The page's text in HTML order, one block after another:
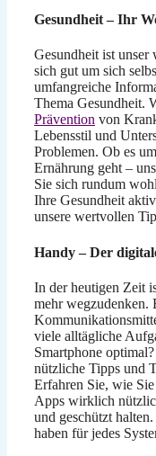
Gesundheit – Ihr
Gesundheit ist
sich gut um sich
umfangreiche
Thema Gesundheit.
Prävention von
Lebensstil und
Problemen. Ob es
Ernährung geht –
Sie sich rundum
Ihre Gesundheit
unsere wertvollen
Handy – Der
In der heutigen Zeit
mehr wegzudenken.
viele alltägliche
Smartphone
nützliche Tipps und
Erfahren Sie, wie
Apps wirklich
und geschützt
haben für jedes